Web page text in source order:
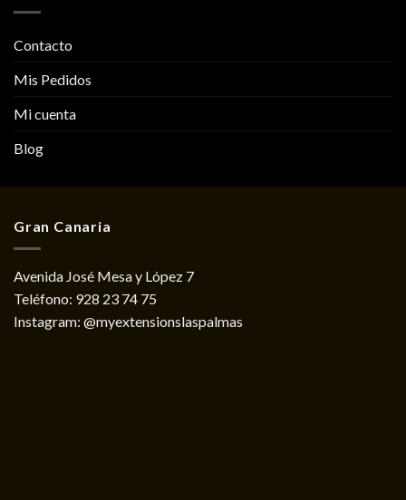
Contacto
Mis Pedidos
Mi cuenta
Blog
Gran Canaria
Avenida José Mesa y López 7
Teléfono: 928 23 74 75
Instagram: @myextensionslaspalmas